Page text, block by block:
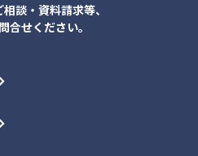
談・資料請求等、
合せください。